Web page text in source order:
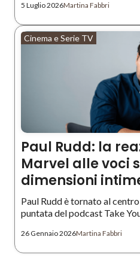
5 Luglio 2026Martina Fabbri
Cinema e Serie TV
Paul Rudd: la
Marvel alle voci
dimensioni
Paul Rudd è tornato al
puntata del podcast Take
26 Gennaio 2026Martina Fabbri